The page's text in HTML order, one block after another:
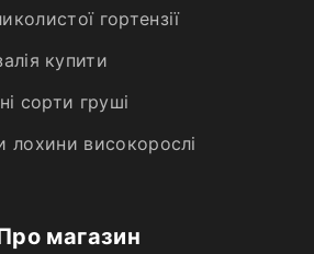
гортензії
купити
сорти груші
лохини високорослі
магазин